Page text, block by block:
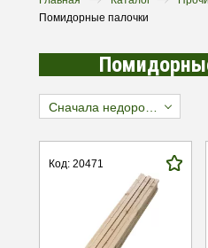
Помидорные палочки
Код: 20471